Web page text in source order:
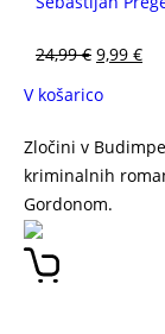
24,99€ 9,99 €
V košarico
Zločini v
kriminalnih
Gordonom.